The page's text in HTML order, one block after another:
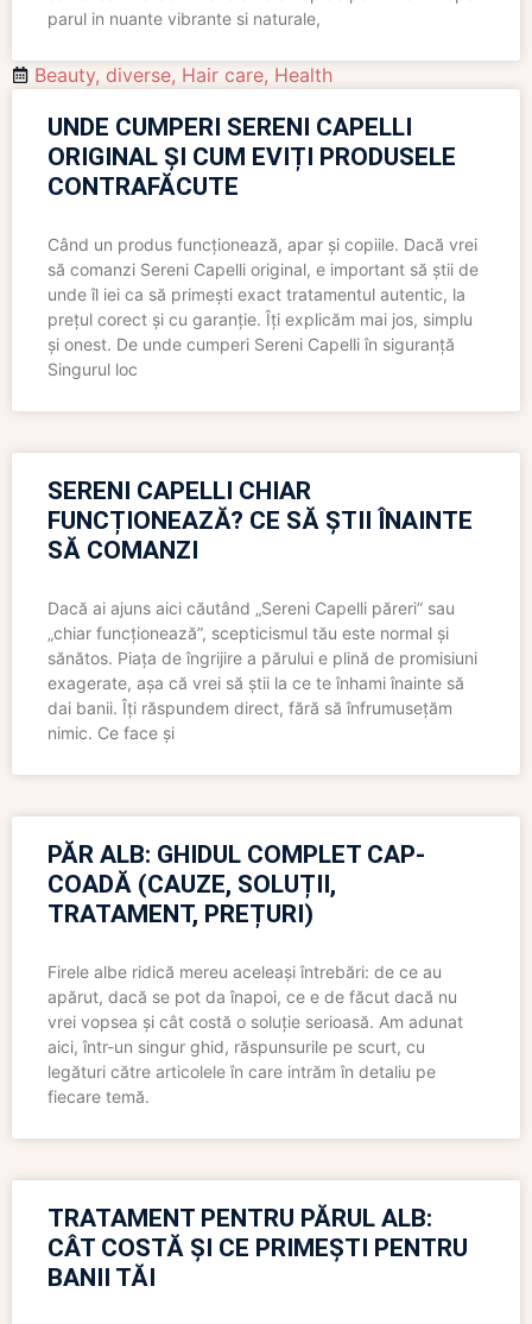
parul in nuante vibrante si naturale,
Beauty, diverse, Hair care, Health
UNDE CUMPERI SERENI CAPELLI
ORIGINAL ȘI CUM EVIȚI PRODUSELE
CONTRAFĂCUTE
Când un produs funcționează, apar și copiile. Dacă vrei
să comanzi Sereni Capelli original, e important să știi de
unde îl iei ca să primești exact tratamentul autentic, la
prețul corect și cu garanție. Îți explicăm mai jos, simplu
și onest. De unde cumperi Sereni Capelli în siguranță
Singurul loc
SERENI CAPELLI CHIAR
FUNCȚIONEAZĂ? CE SĂ ȘTII ÎNAINTE
SĂ COMANZI
Dacă ai ajuns aici căutând „Sereni Capelli păreri” sau
„chiar funcționează”, scepticismul tău este normal și
sănătos. Piața de îngrijire a părului e plină de promisiuni
exagerate, așa că vrei să știi la ce te înhami înainte să
dai banii. Îți răspundem direct, fără să înfrumusețăm
nimic. Ce face și
PĂR ALB: GHIDUL COMPLET CAP-
COADĂ (CAUZE, SOLUȚII,
TRATAMENT, PREȚURI)
Firele albe ridică mereu aceleași întrebări: de ce au
apărut, dacă se pot da înapoi, ce e de făcut dacă nu
vrei vopsea și cât costă o soluție serioasă. Am adunat
aici, într-un singur ghid, răspunsurile pe scurt, cu
legături către articolele în care intrăm în detaliu pe
fiecare temă.
TRATAMENT PENTRU PĂRUL ALB:
CÂT COSTĂ ȘI CE PRIMEȘTI PENTRU
BANII TĂI